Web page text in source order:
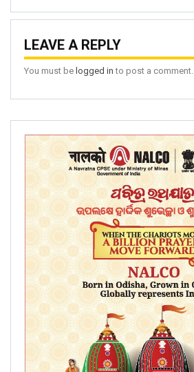
LEAVE A REPLY
You must be logged in to post a comment.